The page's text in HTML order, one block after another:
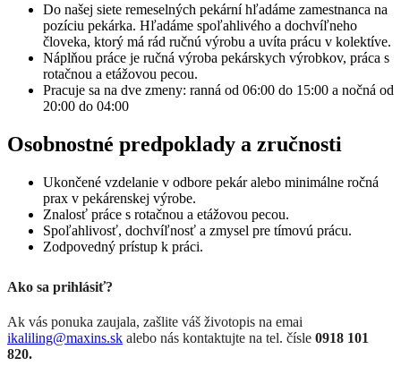
Do našej siete remeselných pekární hľadáme zamestnanca na
pozíciu pekárka. Hľadáme spoľahlivého a dochvíľneho
človeka, ktorý má rád ručnú výrobu a uvíta prácu v kolektíve.
Náplňou práce je ručná výroba pekárskych výrobkov, práca s
rotačnou a etážovou pecou.
Pracuje sa na dve zmeny: ranná od 06:00 do 15:00 a nočná od
20:00 do 04:00
Osobnostné predpoklady a zručnosti
Ukončené vzdelanie v odbore pekár alebo minimálne ročná
prax v pekárenskej výrobe.
Znalosť práce s rotačnou a etážovou pecou.
Spoľahlivosť, dochvíľnosť a zmysel pre tímovú prácu.
Zodpovedný prístup k práci.
Ako sa prihlásiť?
Ak vás ponuka zaujala, zašlite váš životopis na emai
ikaliling@maxins.sk alebo nás kontaktujte na tel. čísle 0918 101
820.